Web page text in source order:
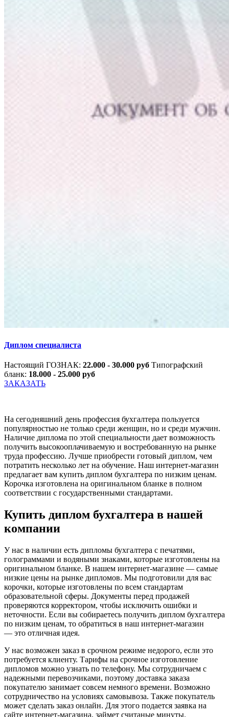
Диплом специалиста
Настоящий ГОЗНАК: 22.000 - 30.000 руб Типографский
бланк: 18.000 - 25.000 руб
ЗАКАЗАТЬ
На сегодняшний день профессия бухгалтера пользуется
популярностью не только среди женщин, но и среди мужчин.
Наличие диплома по этой специальности дает возможность
получить высокооплачиваемую и востребованную на рынке
труда профессию. Лучше приобрести готовый диплом, чем
потратить несколько лет на обучение. Наш интернет-магазин
предлагает вам купить диплом бухгалтера по низким ценам.
Корочка изготовлена на оригинальном бланке в полном
соответствии с государственными стандартами.
Купить диплом бухгалтера в нашей
компании
У нас в наличии есть дипломы бухгалтера с печатями,
голограммами и водяными знаками, которые изготовлены на
оригинальном бланке. В нашем интернет-магазине — самые
низкие цены на рынке дипломов. Мы подготовили для вас
корочки, которые изготовлены по всем стандартам
образовательной сферы. Документы перед продажей
проверяются корректором, чтобы исключить ошибки и
неточности. Если вы собираетесь получить диплом бухгалтера
по низким ценам, то обратиться в наш интернет-магазин
— это отличная идея.
У нас возможен заказ в срочном режиме недорого, если это
потребуется клиенту. Тарифы на срочное изготовление
дипломов можно узнать по телефону. Мы сотрудничаем с
надежными перевозчиками, поэтому доставка заказа
покупателю занимает совсем немного времени. Возможно
сотрудничество на условиях самовывоза. Также покупатель
может сделать заказ онлайн. Для этого подается заявка на
сайте интернет-магазина, займет считаные минуты.